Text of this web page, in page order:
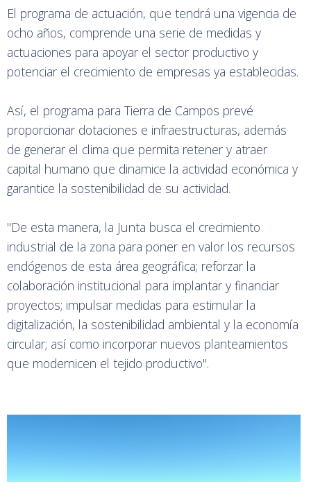
El programa de actuación, que tendrá una vigencia de
ocho años, comprende una serie de medidas y
actuaciones para apoyar el sector productivo y
potenciar el crecimiento de empresas ya establecidas.
Así, el programa para Tierra de Campos prevé
proporcionar dotaciones e infraestructuras, además
de generar el clima que permita retener y atraer
capital humano que dinamice la actividad económica y
garantice la sostenibilidad de su actividad.
"De esta manera, la Junta busca el crecimiento
industrial de la zona para poner en valor los recursos
endógenos de esta área geográfica; reforzar la
colaboración institucional para implantar y financiar
proyectos; impulsar medidas para estimular la
digitalización, la sostenibilidad ambiental y la economía
circular; así como incorporar nuevos planteamientos
que modernicen el tejido productivo".